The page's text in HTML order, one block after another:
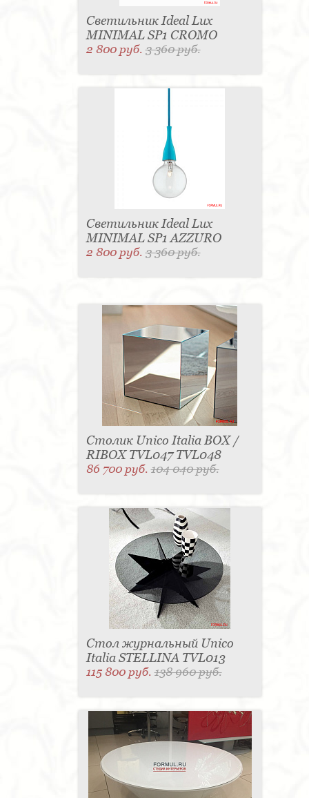
Светильник Ideal Lux
MINIMAL SP1 CROMO
2 800 руб.3 360 руб.
Светильник Ideal Lux
MINIMAL SP1 AZZURO
2 800 руб.3 360 руб.
Столик Unico Italia BOX /
RIBOX TVL047 TVL048
86 700 руб.104 040 руб.
Стол журнальный Unico
Italia STELLINA TVL013
115 800 руб.138 960 руб.